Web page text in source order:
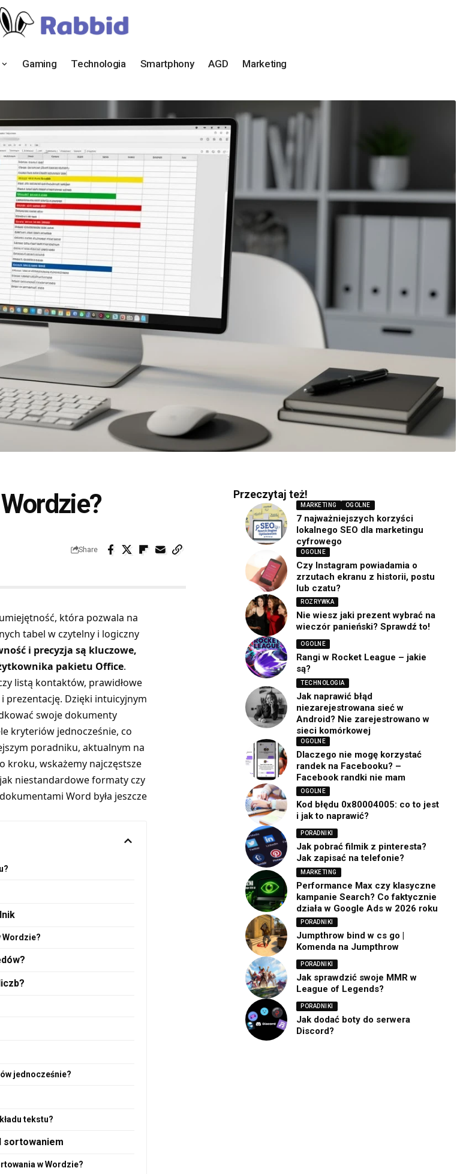
Gaming Technologia Smartphony AGD Marketing
Share
która pozwala na
tabel w czytelny i logiczny
i precyzja są kluczowe,
pakietu Office.
listą kontaktów, prawidłowe
prezentację. Dzięki intuicyjnym
swoje dokumenty
kryteriów jednocześnie, co
poradniku, aktualnym na
kroku, wskażemy najczęstsze
niestandardowe formaty czy
Word była jeszcze
Wordzie?
jednocześnie?
tekstu?
sortowaniem
w Wordzie?
Przeczytaj też!
MARKETING OGOLNE
7 najważniejszych korzyści
lokalnego SEO dla marketingu
cyfrowego
OGOLNE
Czy Instagram powiadamia o
zrzutach ekranu z historii, postu
lub czatu?
ROZRYWKA
Nie wiesz jaki prezent wybrać na
wieczór panieński? Sprawdź to!
OGOLNE
Rangi w Rocket League – jakie
są?
TECHNOLOGIA
Jak naprawić błąd
niezarejestrowana sieć w
Android? Nie zarejestrowano w
sieci komórkowej
OGOLNE
Dlaczego nie mogę korzystać
randek na Facebooku? –
Facebook randki nie mam
OGOLNE
Kod błędu 0x80004005: co to jest
i jak to naprawić?
PORADNIKI
Jak pobrać filmik z pinteresta?
Jak zapisać na telefonie?
MARKETING
Performance Max czy klasyczne
kampanie Search? Co faktycznie
działa w Google Ads w 2026 roku
PORADNIKI
Jumpthrow bind w cs go |
Komenda na Jumpthrow
PORADNIKI
Jak sprawdzić swoje MMR w
League of Legends?
PORADNIKI
Jak dodać boty do serwera
Discord?